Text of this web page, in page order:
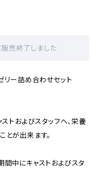
売終了しました
リー詰め合わせセット
トおよびスタッフへ、栄養
が出来ます。
中にキャストおよびスタ